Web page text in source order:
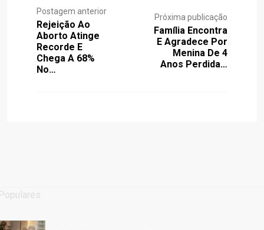
Postagem anterior
Rejeição Ao
Aborto Atinge
Recorde E
Chega A 68%
No…
Próxima publicação
Família Encontra
E Agradece Por
Menina De 4
Anos Perdida…